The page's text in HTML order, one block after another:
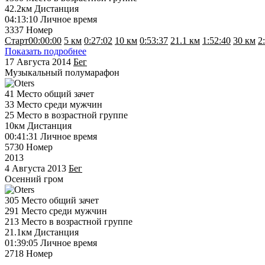
42.2км Дистанция
04:13:10 Личное время
3337 Номер
Старт00:00:00 5 км 0:27:02 10 км 0:53:37 21.1 км 1:52:40 30 км
Показать подробнее
17 Августа 2014 Бег
Музыкальный полумарафон
41 Место общий зачет
33 Место среди мужчин
25 Место в возрастной группе
10км Дистанция
00:41:31 Личное время
5730 Номер
2013
4 Августа 2013 Бег
Осенний гром
305 Место общий зачет
291 Место среди мужчин
213 Место в возрастной группе
21.1км Дистанция
01:39:05 Личное время
2718 Номер